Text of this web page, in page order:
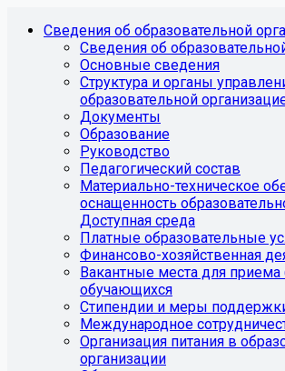
Сведения об образовательной
Сведения об
Основные сведения
Структура и органы
образовательной
Документы
Образование
Руководство
Педагогический состав
Материально-техническое
оснащенность
Доступная среда
Платные образовательные
Финансово-хозяйственная
Вакантные места для приема
обучающихся
Стипендии и меры
Международное
Организация питания в
организации